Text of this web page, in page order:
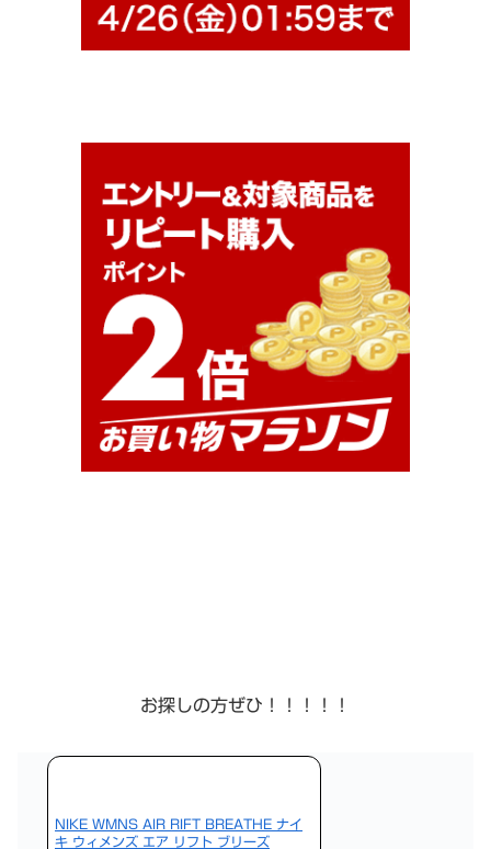
お探しの方ぜひ！！！！！
NIKE WMNS AIR RIFT BREATHE ナイ
キ ウィメンズ エア リフト ブリーズ